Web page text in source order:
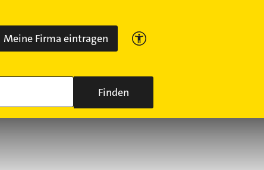
Meine Firma eintragen
Finden